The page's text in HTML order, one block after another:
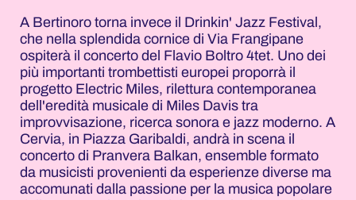
A Bertinoro torna invece il Drinkin' Jazz Festival,
che nella splendida cornice di Via Frangipane
ospiterà il concerto del Flavio Boltro 4tet. Uno dei
più importanti trombettisti europei proporrà il
progetto Electric Miles, rilettura contemporanea
dell'eredità musicale di Miles Davis tra
improvvisazione, ricerca sonora e jazz moderno. A
Cervia, in Piazza Garibaldi, andrà in scena il
concerto di Pranvera Balkan, ensemble formato
da musicisti provenienti da esperienze diverse ma
accomunati dalla passione per la musica popolare